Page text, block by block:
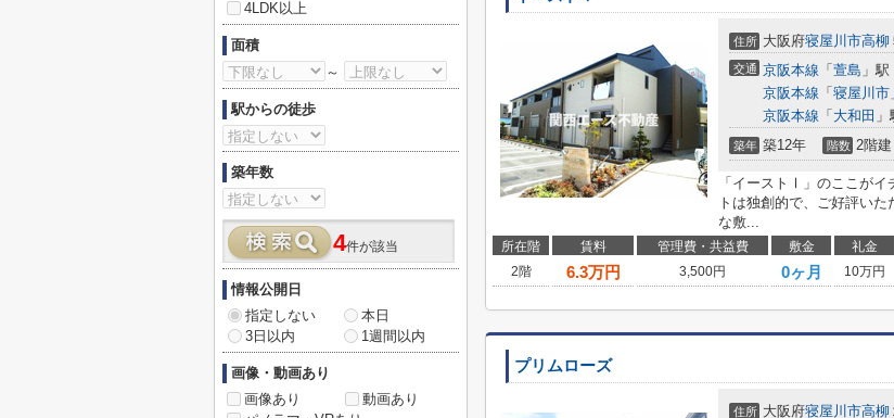
住所 大阪府寝屋川市高柳
交通 京阪本線 「 萱島 」
京阪本線 「 寝屋川市
京阪本線 「 大和田
築年 築12年 階数 2階建
「イーストⅠ」のここが
トは独創的で、ご好評い
な敷...
所在階 賃料 管理費・共益費 敷金 礼金
2階
6.3万円 3,500円 0ヶ月 10万円
プリムローズ
住所 大阪府寝屋川市高柳
4LDK以上
面積
～
駅からの徒歩
築年数
4件が該当
情報公開日
指定しない
本日
3日以内
1週間以内
画像・動画あり
画像あり
動画あり